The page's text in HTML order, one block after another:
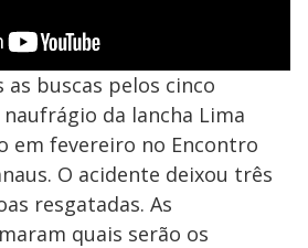
as buscas pelos cinco
da lancha Lima
em fevereiro no Encontro
O acidente deixou três
resgatadas. As
quais serão os